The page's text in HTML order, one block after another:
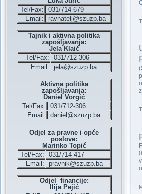
Tel/Fax:
031/714-679
Email:
ravnatelj@szuzp.ba
Tajnik i aktivna politika
zapošljavanja:
Jela Klaić
Tel/Fax:
031/712-306
Email:
jela@szuzp.ba
Aktivna politika
zapošljavanja:
Daniel Vorgić
Tel/Fax:
031/712-306
Email:
daniel@szuzp.ba
Odjel za pravne i opće
poslove:
Marinko Topić
Tel/Fax:
031/714-417
Email:
pravnik@szuzp.ba
Odjel financije:
Ilija Pejić